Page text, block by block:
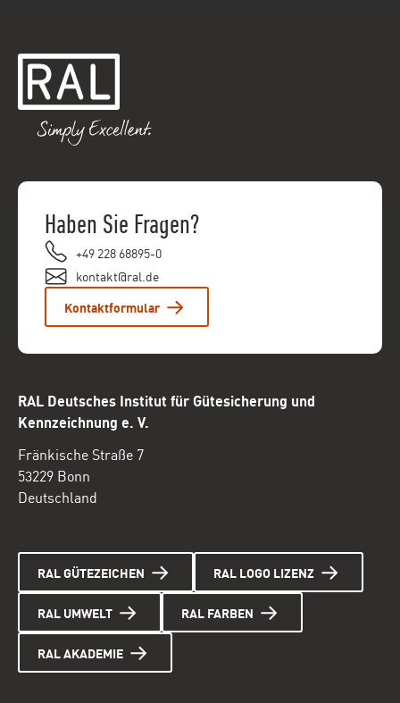
Haben Sie Fragen?
+49 228 68895-0
kontakt@ral.de
Kontaktformular
RAL Deutsches Institut für Gütesicherung und
Kennzeichnung e. V.
Fränkische Straße 7
53229 Bonn
Deutschland
RAL GÜTEZEICHEN RAL LOGO LIZENZ
RAL UMWELT RAL FARBEN
RAL AKADEMIE